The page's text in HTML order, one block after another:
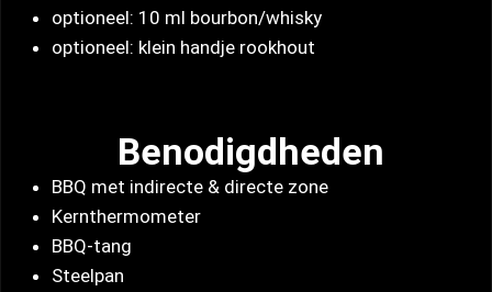
optioneel: 10 ml bourbon/whisky
optioneel: klein handje rookhout
Benodigdheden
BBQ met indirecte & directe zone
Kernthermometer
BBQ-tang
Steelpan